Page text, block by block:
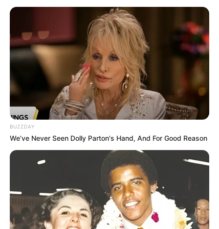
BUZZDAY
We’ve Never Seen Dolly Parton's Hand, And For Good Reason